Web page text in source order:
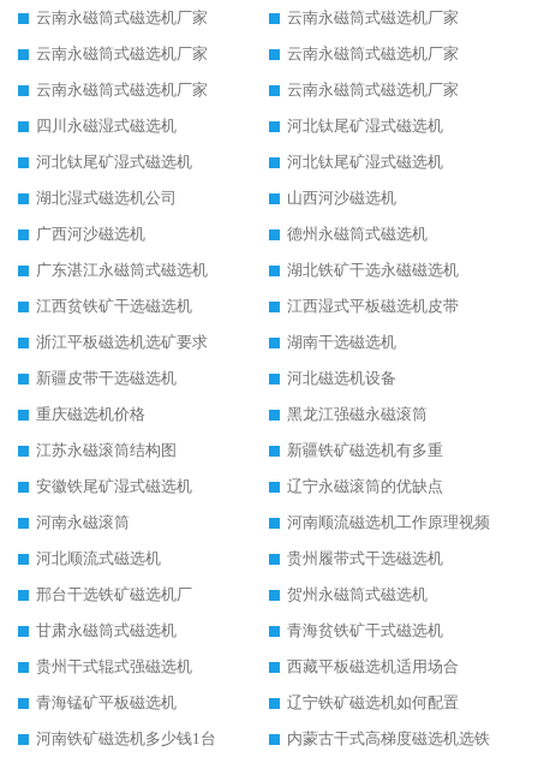
云南永磁筒式磁选机厂家
云南永磁筒式磁选机厂家
云南永磁筒式磁选机厂家
云南永磁筒式磁选机厂家
云南永磁筒式磁选机厂家
云南永磁筒式磁选机厂家
四川永磁湿式磁选机
河北钛尾矿湿式磁选机
河北钛尾矿湿式磁选机
河北钛尾矿湿式磁选机
湖北湿式磁选机公司
山西河沙磁选机
广西河沙磁选机
德州永磁筒式磁选机
广东湛江永磁筒式磁选机
湖北铁矿干选永磁磁选机
江西贫铁矿干选磁选机
江西湿式平板磁选机皮带
浙江平板磁选机选矿要求
湖南干选磁选机
新疆皮带干选磁选机
河北磁选机设备
重庆磁选机价格
黑龙江强磁永磁滚筒
江苏永磁滚筒结构图
新疆铁矿磁选机有多重
安徽铁尾矿湿式磁选机
辽宁永磁滚筒的优缺点
河南永磁滚筒
河南顺流磁选机工作原理视频
河北顺流式磁选机
贵州履带式干选磁选机
邢台干选铁矿磁选机厂
贺州永磁筒式磁选机
甘肃永磁筒式磁选机
青海贫铁矿干式磁选机
贵州干式辊式强磁选机
西藏平板磁选机适用场合
青海锰矿平板磁选机
辽宁铁矿磁选机如何配置
河南铁矿磁选机多少钱1台
内蒙古干式高梯度磁选机选铁